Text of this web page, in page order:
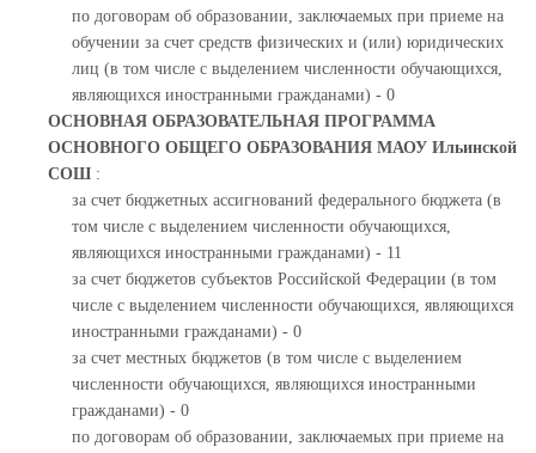
по договорам об образовании, заключаемых при приеме на
обучении за счет средств физических и (или) юридических
лиц (в том числе с выделением численности обучающихся,
являющихся иностранными гражданами) - 0
ОСНОВНАЯ ОБРАЗОВАТЕЛЬНАЯ ПРОГРАММА
ОСНОВНОГО ОБЩЕГО ОБРАЗОВАНИЯ МАОУ Ильинской
СОШ :
за счет бюджетных ассигнований федерального бюджета (в
том числе с выделением численности обучающихся,
являющихся иностранными гражданами) - 11
за счет бюджетов субъектов Российской Федерации (в том
числе с выделением численности обучающихся, являющихся
иностранными гражданами) - 0
за счет местных бюджетов (в том числе с выделением
численности обучающихся, являющихся иностранными
гражданами) - 0
по договорам об образовании, заключаемых при приеме на